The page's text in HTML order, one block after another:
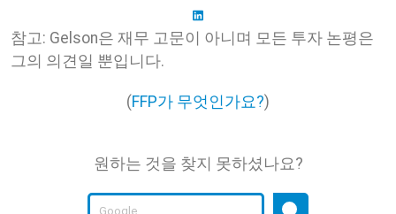
참고: Gelson은 재무 고문이 아니며 모든 투자 논평은
그의 의견일 뿐입니다.
(FFP가 무엇인가요?)
원하는 것을 찾지 못하셨나요?